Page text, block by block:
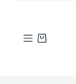
Shopping